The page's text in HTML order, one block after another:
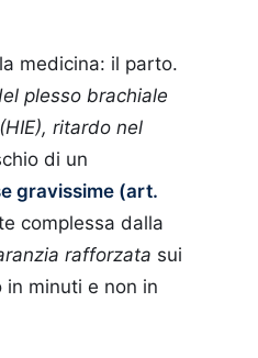
medicina: il parto.
plesso brachiale
ritardo nel
di un
gravissime (art.
complessa dalla
rafforzata sui
minuti e non in